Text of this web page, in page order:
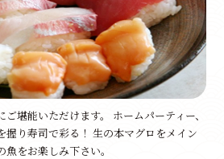
堪能いただけます。 ホームパーティー、
握り寿司で彩る！ 生の本マグロをメイン
をお楽しみ下さい。